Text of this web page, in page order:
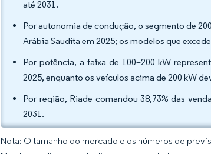
até 2031.
Por autonomia de condução, o segmento de
Arábia Saudita em 2025; os modelos que
Por potência, a faixa de 100–200 kW
2025, enquanto os veículos acima de 200 kW
Por região, Riade comandou 38,73% das
2031.
Nota: O tamanho do mercado e os números de